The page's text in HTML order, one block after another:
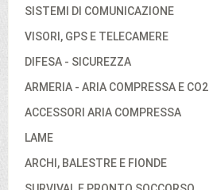
SISTEMI DI COMUNICAZIONE
VISORI, GPS E TELECAMERE
DIFESA - SICUREZZA
ARMERIA - ARIA COMPRESSA E CO2
ACCESSORI ARIA COMPRESSA
LAME
ARCHI, BALESTRE E FIONDE